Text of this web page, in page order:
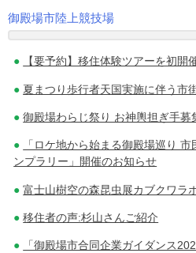
投
稿
ナ
ビ
ゲ
シ
ョ
御殿場市陸上競技場
【要予約】移住体験ツアーを初開
夏まつり歩行者天国実施に伴う市
御殿場わらじ祭り お神輿担ぎ手募
「ロケ地から始まる御殿場巡り
ンプラリー」開催のお知らせ
富士山樹空の森昆虫展カブクワラ
移住者の声:杉山さんご紹介
「御殿場市合同企業ガイダンス